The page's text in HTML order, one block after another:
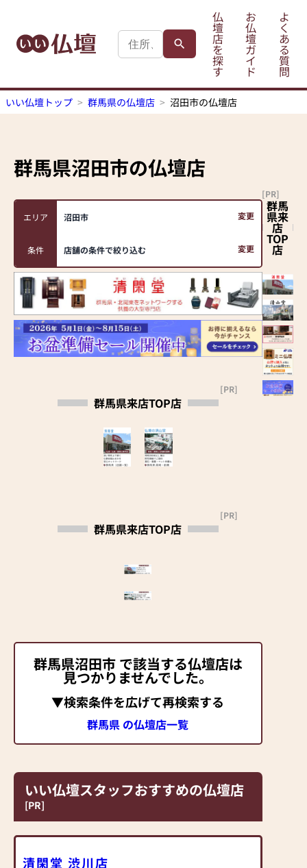
仏
壇
店
を
探
す
お
仏
壇
ガ
イ
ド
よ
く
あ
る
質
問
いい仏壇トップ 群馬県の仏壇店 沼田市の仏壇店
群馬県沼田市の仏壇店
エリア 沼田市 変更
条件 店舗の条件で絞り込む 変更
群馬県来店TOP店
[PR]
群馬県来店TOP店
[PR]
群馬県沼田市 で該当する仏壇店は
見つかりませんでした。
▼検索条件を広げて再検索する
群馬県 の仏壇店一覧
いい仏壇スタッフおすすめの仏壇店
[PR]
清閑堂 渋川店
群馬
県来
店
TOP
店
[PR]